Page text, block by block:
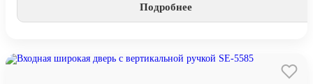
Подробнее